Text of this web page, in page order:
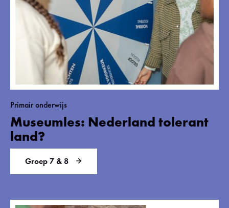
Museumles: Nederland tolerant
land?
Primair onderwijs
Groep 7 & 8